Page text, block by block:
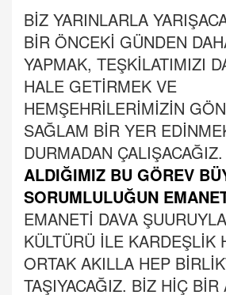
BİZ YARINLARLA
BİR ÖNCEKİ GÜNDEN
YAPMAK, TEŞKİLATIMIZI
HALE GETİRMEK VE
HEMŞEHRİLERİMİZİN
SAĞLAM BİR YER
DURMADAN ÇALIŞACAĞIZ.
ALDIĞIMIZ BU GÖREV
SORUMLULUĞUN
EMANETİ DAVA
KÜLTÜRÜ İLE KARDEŞLİK
ORTAK AKILLA HEP
TAŞIYACAĞIZ. BİZ HİÇ BİR